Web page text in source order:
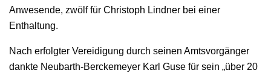
Anwesende, zwölf für Christoph Lindner bei einer
Enthaltung.
Nach erfolgter Vereidigung durch seinen Amtsvorgänger
dankte Neubarth-Berckemeyer Karl Guse für sein „über 20